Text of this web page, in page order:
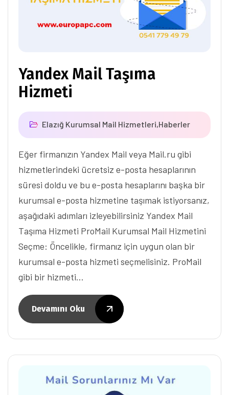
Yandex Mail Taşıma
Hizmeti
Elazığ Kurumsal Mail Hizmetleri,Haberler
Eğer firmanızın Yandex Mail veya Mail.ru gibi
hizmetlerindeki ücretsiz e-posta hesaplarının
süresi doldu ve bu e-posta hesaplarını başka bir
kurumsal e-posta hizmetine taşımak istiyorsanız,
aşağıdaki adımları izleyebilirsiniz Yandex Mail
Taşıma Hizmeti ProMail Kurumsal Mail Hizmetini
Seçme: Öncelikle, firmanız için uygun olan bir
kurumsal e-posta hizmeti seçmelisiniz. ProMail
gibi bir hizmeti…
Devamını Oku